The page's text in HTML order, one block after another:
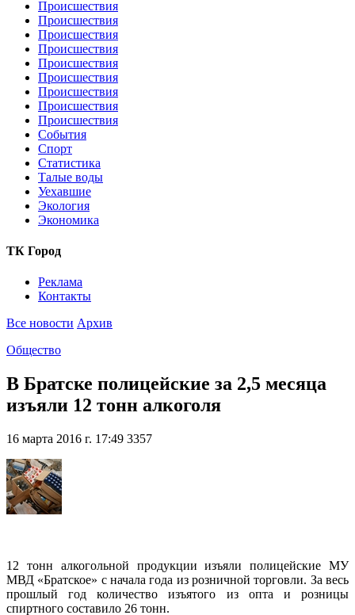
Происшествия
Происшествия
Происшествия
Происшествия
Происшествия
Происшествия
Происшествия
Происшествия
Происшествия
События
Спорт
Статистика
Талые воды
Уехавшие
Экология
Экономика
ТК Город
Реклама
Контакты
Все новости Архив
Общество
В Братске полицейские за 2,5 месяца
изъяли 12 тонн алкоголя
16 марта 2016 г. 17:49 3357
12 тонн алкогольной продукции изъяли полицейские МУ
МВД «Братское» с начала года из розничной торговли. За весь
прошлый год количество изъятого из опта и розницы
спиртного составило 26 тонн.